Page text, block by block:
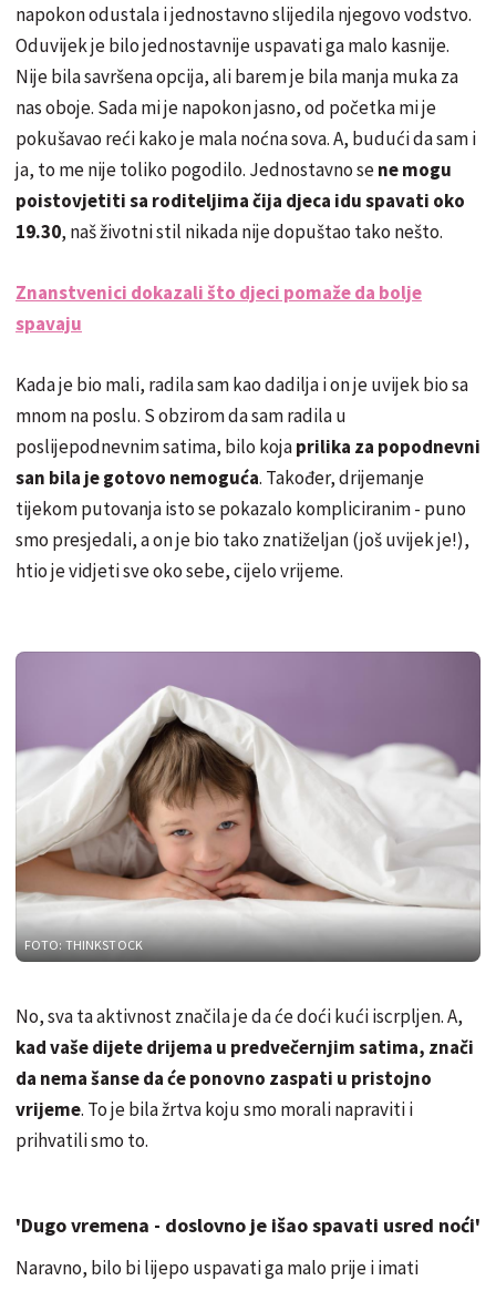
napokon odustala i jednostavno slijedila njegovo vodstvo.
Oduvijek je bilo jednostavnije uspavati ga malo kasnije.
Nije bila savršena opcija, ali barem je bila manja muka za
nas oboje. Sada mi je napokon jasno, od početka mi je
pokušavao reći kako je mala noćna sova. A, budući da sam i
ja, to me nije toliko pogodilo. Jednostavno sene mogu
poistovjetiti sa roditeljima čija djeca idu spavati oko
19.30, naš životni stil nikada nije dopuštao tako nešto.
Znanstvenici dokazali što djeci pomaže da bolje
spavaju
Kada je bio mali, radila sam kao dadilja i on je uvijek bio sa
mnom na poslu. S obzirom da sam radila u
poslijepodnevnim satima, bilo kojaprilika za popodnevni
san bila je gotovo nemoguća. Također, drijemanje
tijekom putovanja isto se pokazalo kompliciranim - puno
smo presjedali, a on je bio tako znatiželjan (još uvijek je!),
htio je vidjeti sve oko sebe, cijelo vrijeme.
FOTO: THINKSTOCK
No, sva ta aktivnost značila je da će doći kući iscrpljen. A,
kad vaše dijete drijema u predvečernjim satima, znači
da nema šanse da će ponovno zaspati u pristojno
vrijeme. To je bila žrtva koju smo morali napraviti i
prihvatili smo to.
'Dugo vremena - doslovno je išao spavati usred noći'
Naravno, bilo bi lijepo uspavati ga malo prije i imati